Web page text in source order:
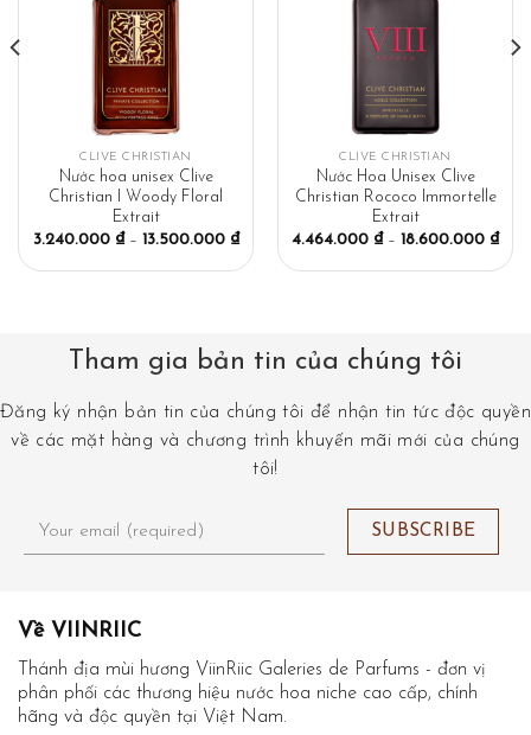
CLIVE CHRISTIAN
Nước hoa unisex Clive
Christian I Woody Floral
Extrait
3.240.000 ₫– 13.500.000 ₫
CLIVE CHRISTIAN
Nước Hoa Unisex Clive
Christian Rococo Immortelle
Extrait
4.464.000 ₫– 18.600.000 ₫
Tham gia bản tin của chúng tôi
Đăng ký nhận bản tin của chúng tôi để nhận tin tức độc quyền
về các mặt hàng và chương trình khuyến mãi mới của chúng
tôi!
Về VIINRIIC
Thánh địa mùi hương ViinRiic Galeries de Parfums - đơn vị
phân phối các thương hiệu nước hoa niche cao cấp, chính
hãng và độc quyền tại Việt Nam.